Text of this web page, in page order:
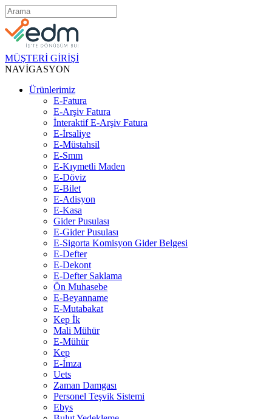
MÜŞTERİ GİRİŞİ
NAVİGASYON
Ürünlerimiz
E-Fatura
E-Arşiv Fatura
İnteraktif E-Arşiv Fatura
E-İrsaliye
E-Müstahsil
E-Smm
E-Kıymetli Maden
E-Döviz
E-Bilet
E-Adisyon
E-Kasa
Gider Pusulası
E-Gider Pusulası
E-Sigorta Komisyon Gider Belgesi
E-Defter
E-Dekont
E-Defter Saklama
Ön Muhasebe
E-Beyanname
E-Mutabakat
Kep İk
Mali Mühür
E-Mühür
Kep
E-İmza
Uets
Zaman Damgası
Personel Teşvik Sistemi
Ebys